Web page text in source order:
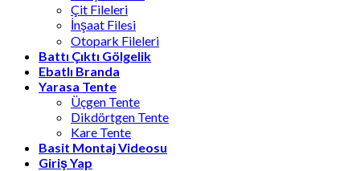
Çit Fileleri
İnşaat Filesi
Otopark Fileleri
Battı Çıktı Gölgelik
Ebatlı Branda
Yarasa Tente
Üçgen Tente
Dikdörtgen Tente
Kare Tente
Basit Montaj Videosu
Giriş Yap